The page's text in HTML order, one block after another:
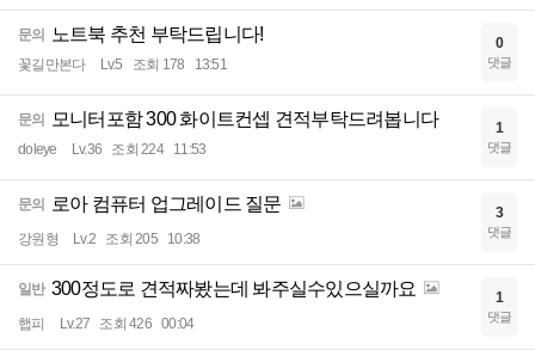
문의 노트북 추천 부탁드립니다!
꽃길만본다 Lv.5 조회 178 13:51
0
댓글
문의 모니터포함 300 화이트컨셉 견적부탁드려봅니다
doleye Lv.36 조회 224 11:53
1
댓글
문의 로아 컴퓨터 업그레이드 질문
강원형 Lv.2 조회 205 10:38
3
댓글
일반 300정도로 견적짜봤는데 봐주실수있으실까요
햅피 Lv.27 조회 426 00:04
1
댓글